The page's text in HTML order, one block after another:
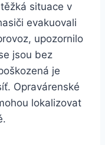
situace v
evakuovali
upozornilo
jsou bez
je
Opravárenské
lokalizovat